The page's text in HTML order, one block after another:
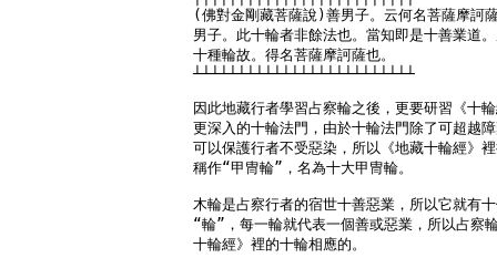
(佛對金剛藏菩薩說)善男子。云何名菩薩摩訶
男子。此十輪者非餘法也。當知即是十善業道
十種輪故。得名菩薩摩訶薩也。
┴┴┴┴┴┴┴┴┴┴┴┴┴┴┴┴┴┴┴┴┴┴┴┴┴
因此地藏行者學習占察輪之後，更要研習《十
更深入的十輪法門，由於十輪法門除了可超越
可以保護行者不受惡染，所以《地藏十輪經》
稱作“甲冑輪”，名為十大甲冑輪。
木輪是占察行者的宿世十善惡業，所以它就有
“輪”，每一輪就代表一個善或惡業，所以占察
十輪經》裡的十輪相應的。